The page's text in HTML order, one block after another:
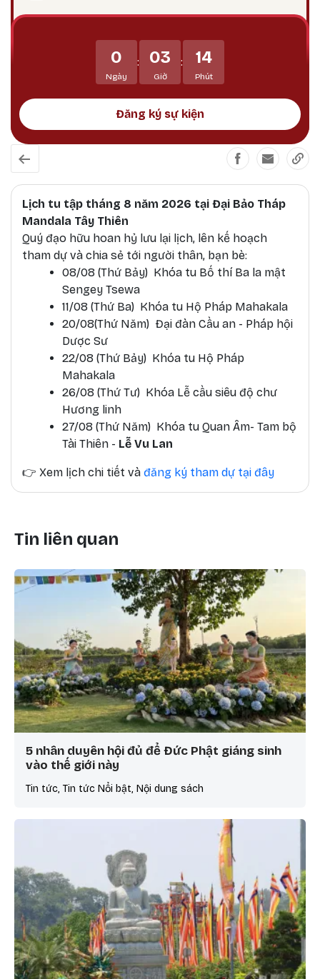
Phật Bản Tôn Mẫu Tính.
0
Ngày
: 03
Giờ
: 14
Phút
Đăng ký sự kiện
Lịch tu tập tháng 8 năm 2026 tại Đại Bảo Tháp
Mandala Tây Thiên
Quý đạo hữu hoan hỷ lưu lại lịch, lên kế hoạch
tham dự và chia sẻ tới người thân, bạn bè:
08/08 (Thứ Bảy) Khóa tu Bố thí Ba la mật
Sengey Tsewa
11/08 (Thứ Ba) Khóa tu Hộ Pháp Mahakala
20/08(Thứ Năm) Đại đàn Cầu an - Pháp hội
Dược Sư
22/08 (Thứ Bảy) Khóa tu Hộ Pháp
Mahakala
26/08 (Thứ Tư) Khóa Lễ cầu siêu độ chư
Hương linh
27/08 (Thứ Năm) Khóa tu Quan Âm- Tam bộ
Tài Thiên - Lễ Vu Lan
👉 Xem lịch chi tiết và đăng ký tham dự tại đây
Tin liên quan
5 nhân duyên hội đủ để Đức Phật giáng sinh
vào thế giới này
Tin tức, Tin tức Nổi bật, Nội dung sách